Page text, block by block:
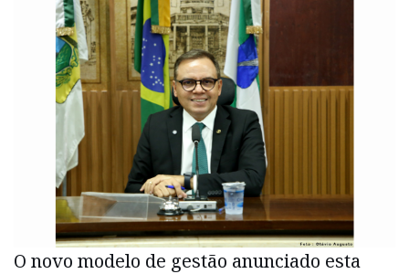
O novo modelo de gestão anunciado esta